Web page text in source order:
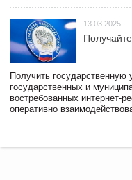
13.03.2025
Получить
государственных и
востребованных интернет-
оперативно